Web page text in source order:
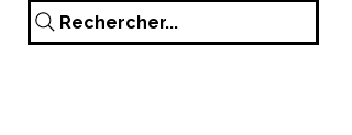
Rechercher...